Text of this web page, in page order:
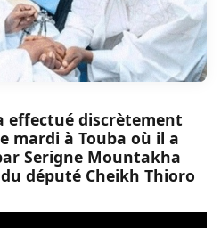
effectué discrètement
mardi à Touba où il a
Serigne Mountakha
député Cheikh Thioro